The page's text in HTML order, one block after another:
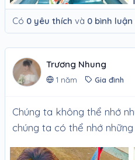
Có 0 yêu thích và 0 bình luận
Trương Nhung
1 năm Gia đình
Chúng ta không thể nhớ
chúng ta có thể nhớ